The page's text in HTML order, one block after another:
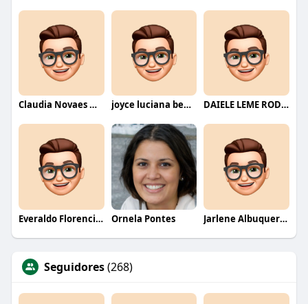
Claudia Novaes Novaes joyce luciana bentini jesus DAIELE LEME RODRIGUES
Everaldo Florencio De Melo Ornela Pontes Jarlene Albuquerque
Seguidores(268)